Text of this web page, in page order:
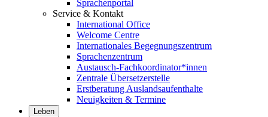
Sprachenportal
Service & Kontakt
International Office
Welcome Centre
Internationales Begegnungszentrum
Sprachenzentrum
Austausch-Fachkoordinator*innen
Zentrale Übersetzerstelle
Erstberatung Auslandsaufenthalte
Neuigkeiten & Termine
Leben